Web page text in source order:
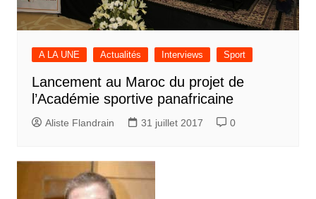
A LA UNE Actualités Interviews Sport
Lancement au Maroc du projet de
l’Académie sportive panafricaine
Aliste Flandrain 31 juillet 2017 0